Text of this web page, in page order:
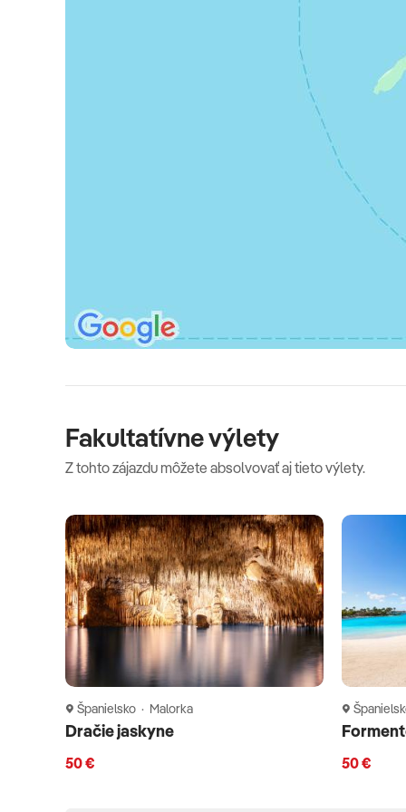
Fakultatívne výlety
Z tohto zájazdu môžete absolvovať aj tieto výlety.
Španielsko · Malorka
Dračie jaskyne
50 € 50 €